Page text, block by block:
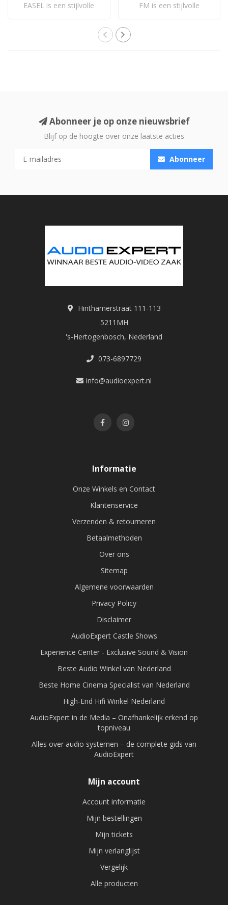
EASEL is een stijlvolle
FM is een stijlvolle
Abonneer je op onze nieuwsbrief
Blijf op de hoogte over onze laatste acties
Abonneer
Hinthamerstraat 111-113
5211MH
's-Hertogenbosch, Nederland
073-6897729
info@audioexpert.nl
Informatie
Onze Winkels en Contact
Klantenservice
Verzenden & retourneren
Betaalmethoden
Over ons
Sitemap
Algemene voorwaarden
Privacy Policy
Disclaimer
AudioExpert Castle Shows
Experience Center - Exclusive Sound & Vision
Beste Audio Winkel van Nederland
Beste Home Cinema Specialist van Nederland
High-End Hifi Winkel Nederland
AudioExpert in de Media – Onafhankelijk erkend op
topniveau
Alles over audio systemen – de complete gids van
AudioExpert
Mijn account
Account informatie
Mijn bestellingen
Mijn tickets
Mijn verlanglijst
Vergelijk
Alle producten